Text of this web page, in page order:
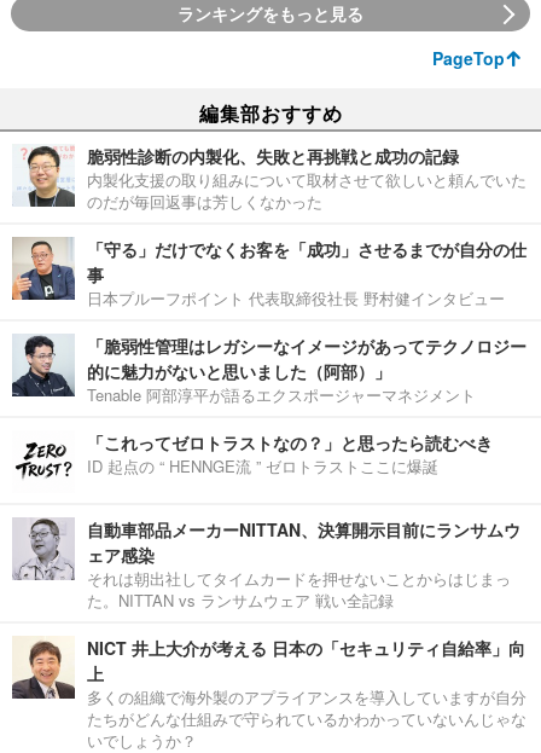
ランキングをもっと見る
PageTop
編集部おすすめ
脆弱性診断の内製化、失敗と再挑戦と成功の記録
内製化支援の取り組みについて取材させて欲しいと頼んでいた
のだが毎回返事は芳しくなかった
「守る」だけでなくお客を「成功」させるまでが自分の仕
事
日本プルーフポイント 代表取締役社長 野村健インタビュー
「脆弱性管理はレガシーなイメージがあってテクノロジー
的に魅力がないと思いました（阿部）」
Tenable 阿部淳平が語るエクスポージャーマネジメント
「これってゼロトラストなの？」と思ったら読むべき
ID 起点の “ HENNGE流 ” ゼロトラストここに爆誕
自動車部品メーカーNITTAN、決算開示目前にランサムウ
ェア感染
それは朝出社してタイムカードを押せないことからはじまっ
た。NITTAN vs ランサムウェア 戦い全記録
NICT 井上大介が考える 日本の「セキュリティ自給率」向
上
多くの組織で海外製のアプライアンスを導入していますが自分
たちがどんな仕組みで守られているかわかっていないんじゃな
いでしょうか？